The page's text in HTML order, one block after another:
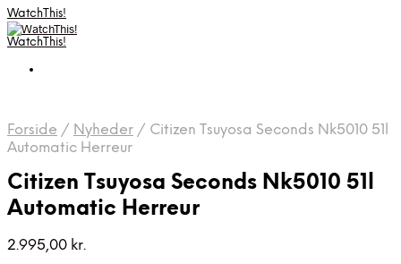
WatchThis!
WatchThis!
Forside / Nyheder / Citizen Tsuyosa Seconds Nk5010 51l
Automatic Herreur
Citizen Tsuyosa Seconds Nk5010 51l
Automatic Herreur
2.995,00 kr.